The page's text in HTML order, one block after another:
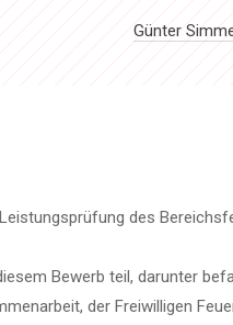
Günter
des
Bewerb teil, darunter
der Freiwilligen